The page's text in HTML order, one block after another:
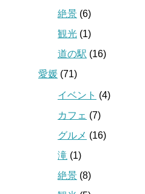
絶景 (6)
観光 (1)
道の駅 (16)
愛媛 (71)
イベント (4)
カフェ (7)
グルメ (16)
滝 (1)
絶景 (8)